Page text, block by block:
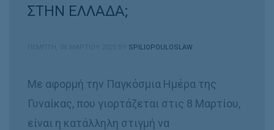
ΣΤΗΝ ΕΛΛΑΔΑ;
SPILIOPOULOSLAW
Με αφορμή την Παγκόσμια Ημέρα της
Γυναίκας, που γιορτάζεται στις 8 Μαρτίου,
είναι η κατάλληλη στιγμή να